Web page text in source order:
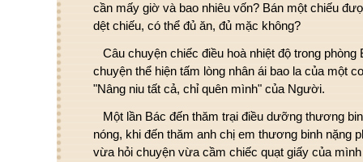
cần mấy giờ và bao nhiêu vốn? Bán một chiếu
dệt chiếu, có thể đủ ăn, đủ mặc không?
Câu chuyện chiếc điều hoà nhiệt độ trong phòng
chuyện thể hiện tấm lòng nhân ái bao la của một
"Nâng niu tất cả, chỉ quên mình" của Người.
Một lần Bác đến thăm trại điều dưỡng thương
nóng, khi đến thăm anh chị em thương binh nặng
vừa hỏi chuyện vừa cầm chiếc quạt giấy của